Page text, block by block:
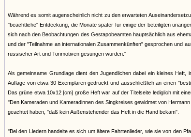
Während es somit augenscheinlich nicht zu den erwarteten
"beachtliche" Entdeckung, die Monate später für einige der beteiligten
sich nach den Beobachtungen des Gestapobeamten hauptsächlich aus
und der "Teilnahme an internationalen Zusammenkünften" gesprochen und
russischer Art und Tonmotiven gesungen wurden."
Als gemeinsame Grundlage dient den Jugendlichen dabei ein kleines
Auflage von etwa 30 Exemplaren gedruckt und ausschließlich an einen
Das grüne etwa 10x12 [cm] große Heft war auf der Titelseite lediglich mit
"Den Kameraden und Kameradinnen des Singkreises gewidmet von
geachtet haben, "daß kein Außenstehender das Heft in die Hand bekam".
"Bei den Liedern handelte es sich um ältere Fahrtenlieder, wie sie von den